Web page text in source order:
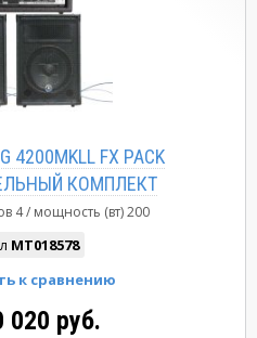
4200MKLL FX PACK
КОМПЛЕКТ
4 мощность (вт)200
MT018578
020 руб.